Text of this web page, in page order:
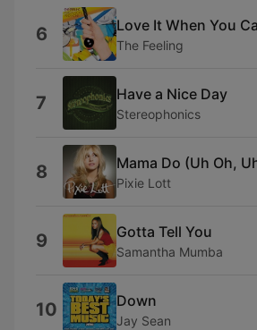
6 Love It When You
The Feeling
7 Have a Nice Day
Stereophonics
8 Mama Do (Uh Oh,
Pixie Lott
9 Gotta Tell You
Samantha Mumba
10 Down
Jay Sean